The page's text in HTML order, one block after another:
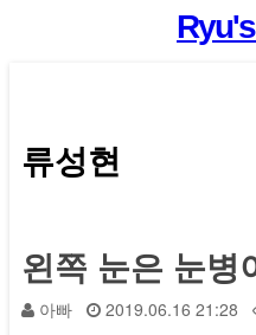
류성현
아빠 2019.06.16 21:28